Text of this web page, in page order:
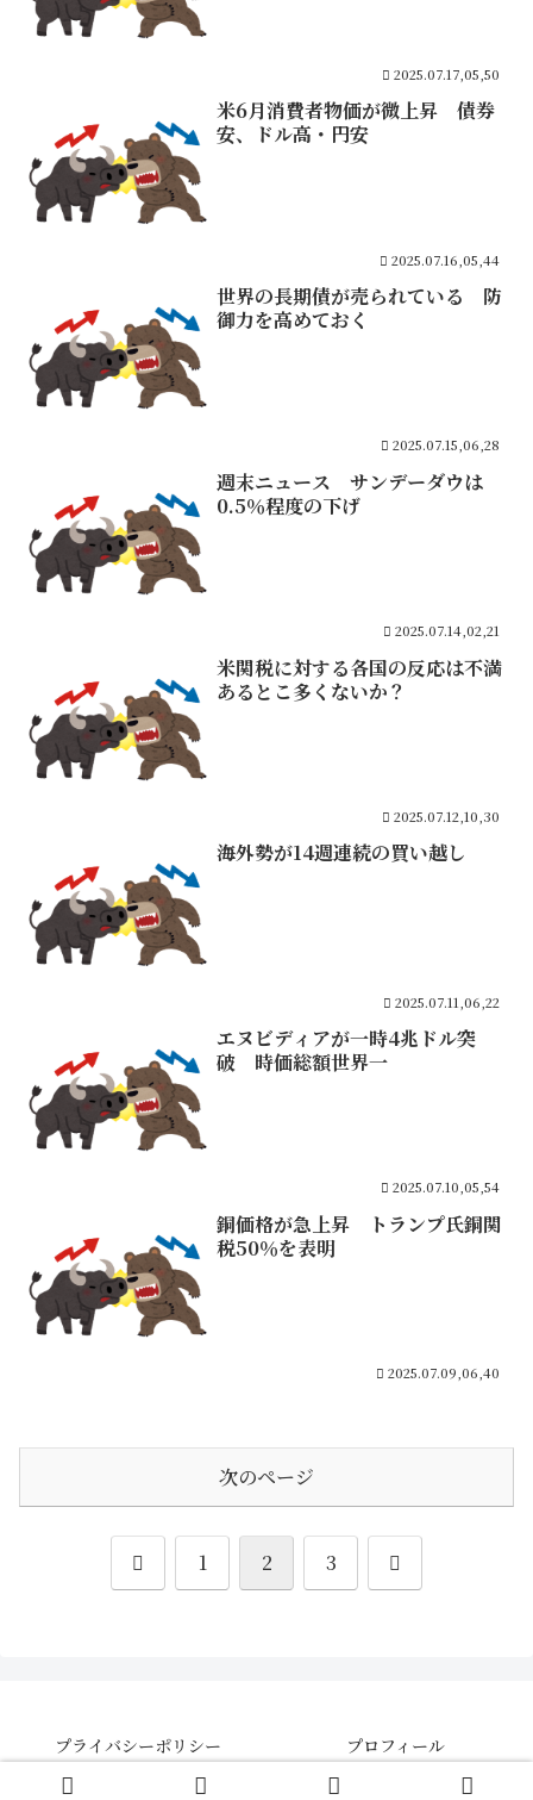
2025.07.17,05,50
米6月消費者物価が微上昇 債券
安、ドル高・円安
2025.07.16,05,44
世界の長期債が売られている 防
御力を高めておく
2025.07.15,06,28
週末ニュース サンデーダウは
0.5％程度の下げ
2025.07.14,02,21
米関税に対する各国の反応は不満
あるとこ多くないか？
2025.07.12,10,30
海外勢が14週連続の買い越し
2025.07.11,06,22
エヌビディアが一時4兆ドル突
破 時価総額世界一
2025.07.10,05,54
銅価格が急上昇 トランプ氏銅関
税50％を表明
2025.07.09,06,40
次のページ
前
1 2 3
次
プライバシーポリシー
プロフィール
© 2021 【さきよみ】株・FX・CFDの投資情報ブログ .